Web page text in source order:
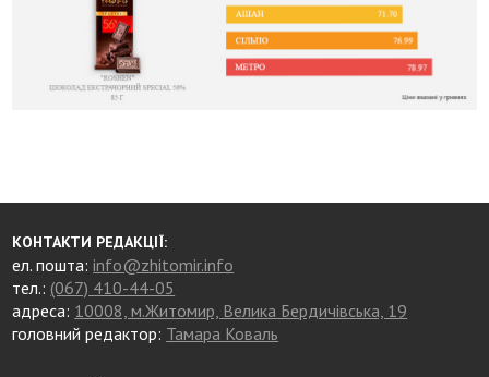
КОНТАКТИ РЕДАКЦІЇ:
ел. пошта:info@zhitomir.info
тел.: (067) 410-44-05
адреса: 10008, м.Житомир, Велика Бердичівська, 19
головний редактор: Тамара Коваль